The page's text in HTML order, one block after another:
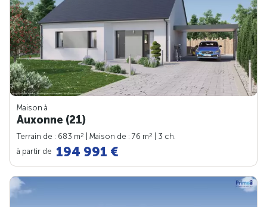
Maison à
Auxonne (21)
Terrain de : 683 m2 | Maison de : 76 m2
| 3 ch.
à partir de 194 991 €